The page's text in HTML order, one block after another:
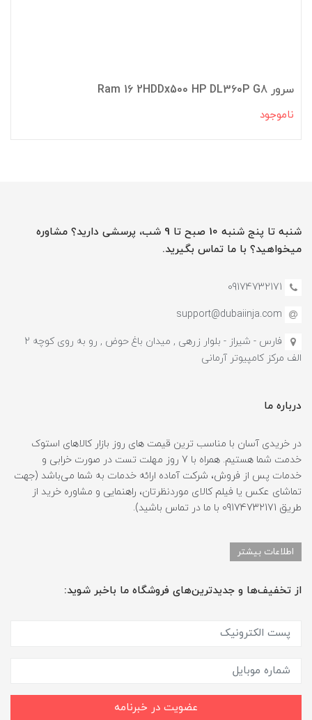
سرور Ram 16 2HDDx500 HP DL360P G8
ناموجود
شنبه تا پنج شنبه 10 صبح تا 9 شب، پرسشی دارید؟ مشاوره
میخواهید؟ با ما تماس بگیرید.
09174732171
support@dubaiinja.com
فارس - شیراز - بلوار زرهی , میدان باغ حوض , رو به روی کوچه 2
الف مرکز کامپیوتر آرمانی
درباره ما
در خریدی آسان با مناسب ترین قیمت های روز بازار کالاهای استوک
خدمت شما هستیم. همراه با 7 روز مهلت تست در صورت خرابی و
خدمات پس از فروش، شرکت آماده ارائه خدمات به شما می‌باشد (جهت
تماشای عکس یا فیلم کالای موردنظرتان، راهنمایی و مشاوره خرید از
طریق 09174732171 با ما در تماس باشید).
اطلاعات بیشتر
از تخفیف‌ها و جدیدترین‌های فروشگاه ما باخبر شوید:
عضویت در خبرنامه